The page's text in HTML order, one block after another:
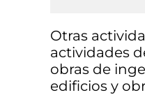
Otras
actividades
obras de
edificios y